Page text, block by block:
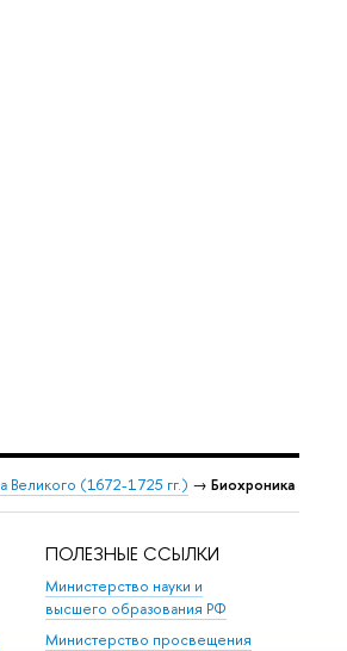
Великого (1672-1725 гг.) → Биохроника
ПОЛЕЗНЫЕ ССЫЛКИ
Министерство науки и
высшего образования РФ
Министерство просвещения